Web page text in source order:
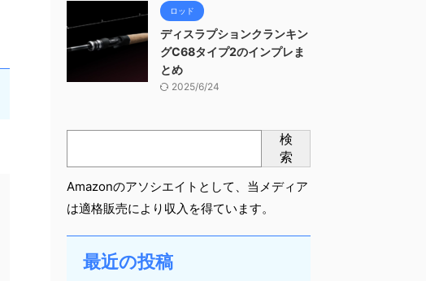
ロッド
ディスラプションクランキン
グC68タイプ2のインプレま
とめ
2025/6/24
検
索
Amazonのアソシエイトとして、当メディア
は適格販売により収入を得ています。
最近の投稿